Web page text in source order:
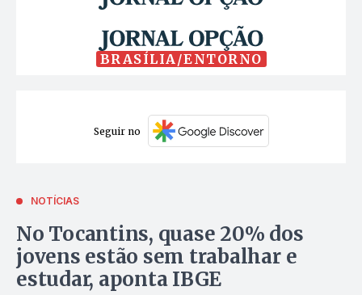
BRASÍLIA/ENTORNO
Seguir no
NOTÍCIAS
No Tocantins, quase 20% dos
jovens estão sem trabalhar e
estudar, aponta IBGE